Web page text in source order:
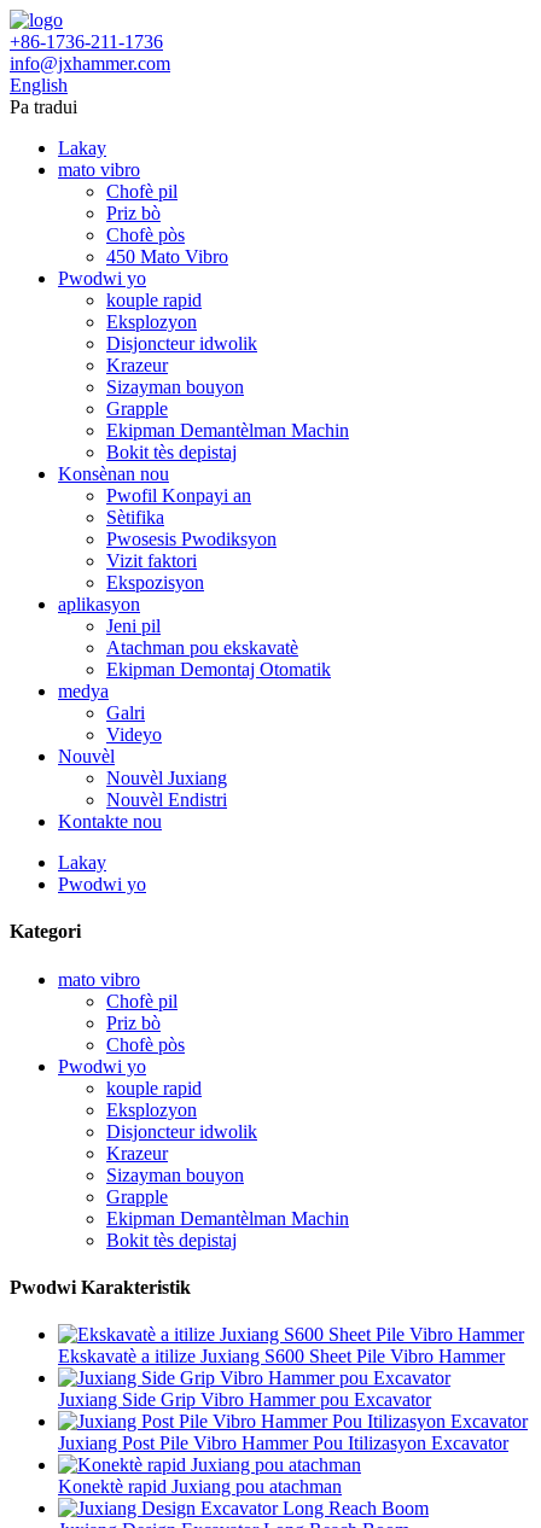
+86-1736-211-1736
info@jxhammer.com
English
Pa tradui
Lakay
mato vibro
Chofè pil
Priz bò
Chofè pòs
450 Mato Vibro
Pwodwi yo
kouple rapid
Eksplozyon
Disjoncteur idwolik
Krazeur
Sizayman bouyon
Grapple
Ekipman Demantèlman Machin
Bokit tès depistaj
Konsènan nou
Pwofil Konpayi an
Sètifika
Pwosesis Pwodiksyon
Vizit faktori
Ekspozisyon
aplikasyon
Jeni pil
Atachman pou ekskavatè
Ekipman Demontaj Otomatik
medya
Galri
Videyo
Nouvèl
Nouvèl Juxiang
Nouvèl Endistri
Kontakte nou
Lakay
Pwodwi yo
Kategori
mato vibro
Chofè pil
Priz bò
Chofè pòs
Pwodwi yo
kouple rapid
Eksplozyon
Disjoncteur idwolik
Krazeur
Sizayman bouyon
Grapple
Ekipman Demantèlman Machin
Bokit tès depistaj
Pwodwi Karakteristik
Ekskavatè a itilize Juxiang S600 Sheet Pile Vibro Hammer
Juxiang Side Grip Vibro Hammer pou Excavator
Juxiang Post Pile Vibro Hammer Pou Itilizasyon Excavator
Konektè rapid Juxiang pou atachman